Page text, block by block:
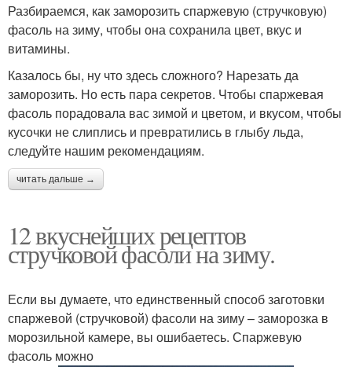
Разбираемся, как заморозить спаржевую (стручковую)
фасоль на зиму, чтобы она сохранила цвет, вкус и
витамины.
Казалось бы, ну что здесь сложного? Нарезать да
заморозить. Но есть пара секретов. Чтобы спаржевая
фасоль порадовала вас зимой и цветом, и вкусом, чтобы
кусочки не слиплись и превратились в глыбу льда,
следуйте нашим рекомендациям.
читать дальше →
12 вкуснейших рецептов
стручковой фасоли на зиму.
Если вы думаете, что единственный способ заготовки
спаржевой (стручковой) фасоли на зиму – заморозка в
морозильной камере, вы ошибаетесь. Спаржевую
фасоль можно